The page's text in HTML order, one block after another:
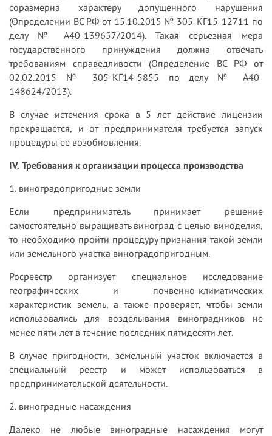
соразмерна характеру допущенного нарушения
(Определении ВС РФ от 15.10.2015 № 305-КГ15-12711 по
делу № А40-139657/2014). Такая серьезная мера
государственного принуждения должна отвечать
требованиям справедливости (Определение ВС РФ от
02.02.2015 № 305-КГ14-5855 по делу № А40-
148624/2013).
В случае истечения срока в 5 лет действие лицензии
прекращается, и от предпринимателя требуется запуск
процедуры ее возобновления.
IV. Требования к организации процесса производства
1. виноградопригодные земли
Если предприниматель принимает решение
самостоятельно выращивать виноград с целью виноделия,
то необходимо пройти процедуру признания такой земли
или земельного участка виноградопригодным.
Росреестр организует специальное исследование
географических и почвенно-климатических
характеристик земель, а также проверяет, чтобы земли
использовались для возделывания виноградников не
менее пяти лет в течение последних пятидесяти лет.
В случае пригодности, земельный участок включается в
специальный реестр и может использоваться в
предпринимательской деятельности.
2. виноградные насаждения
Далеко не любые виноградные насаждения могут